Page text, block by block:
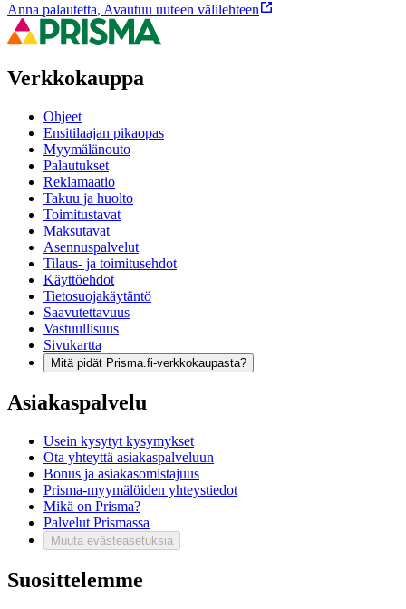
Anna palautetta, Avautuu uuteen välilehteen
Verkkokauppa
Ohjeet
Ensitilaajan pikaopas
Myymälänouto
Palautukset
Reklamaatio
Takuu ja huolto
Toimitustavat
Maksutavat
Asennuspalvelut
Tilaus- ja toimitusehdot
Käyttöehdot
Tietosuojakäytäntö
Saavutettavuus
Vastuullisuus
Sivukartta
Mitä pidät Prisma.fi-verkkokaupasta?
Asiakaspalvelu
Usein kysytyt kysymykset
Ota yhteyttä asiakaspalveluun
Bonus ja asiakasomistajuus
Prisma-myymälöiden yhteystiedot
Mikä on Prisma?
Palvelut Prismassa
Muuta evästeasetuksia
Suosittelemme